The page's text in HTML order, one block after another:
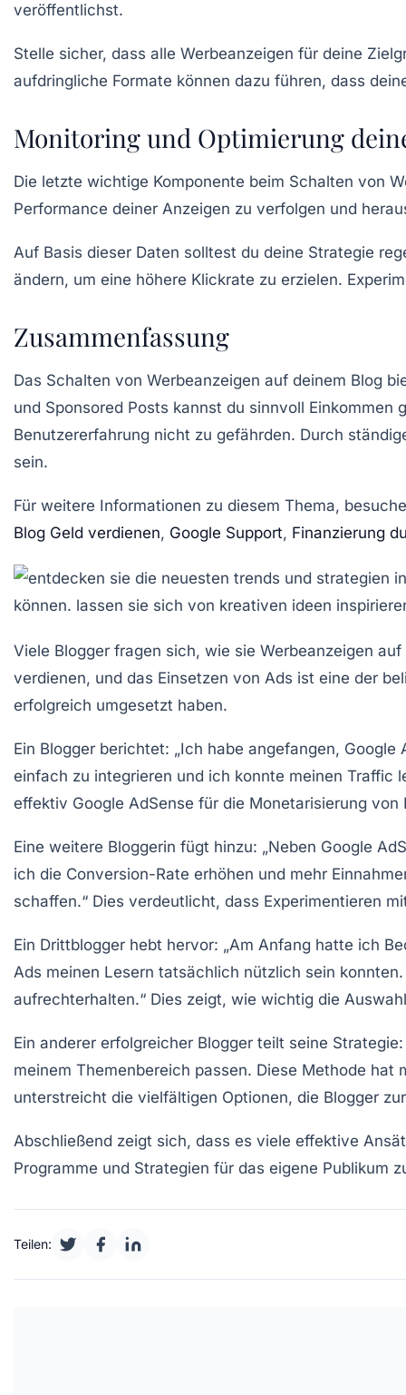
veröffentlichst.
Stelle sicher, dass alle Werbeanzeigen für deine
aufdringliche Formate können dazu führen, dass
Monitoring und Optimierung
Die letzte wichtige Komponente beim Schalten von
Performance deiner Anzeigen zu verfolgen und
Auf Basis dieser Daten solltest du deine Strategie
ändern, um eine höhere Klickrate zu erzielen.
Zusammenfassung
Das Schalten von Werbeanzeigen auf deinem Blog
und Sponsored Posts kannst du sinnvoll
Benutzererfahrung nicht zu gefährden. Durch
sein.
Für weitere Informationen zu diesem Thema,
Blog Geld verdienen, Google Support, Finanzierung
Viele Blogger fragen sich, wie sie Werbeanzeigen auf
verdienen, und das Einsetzen von Ads ist eine der
erfolgreich umgesetzt haben.
Ein Blogger berichtet: „Ich habe angefangen, Google
einfach zu integrieren und ich konnte meinen Traffic
effektiv Google AdSense für die Monetarisierung von
Eine weitere Bloggerin fügt hinzu: „Neben Google
ich die Conversion-Rate erhöhen und mehr
schaffen.“ Dies verdeutlicht, dass Experimentieren
Ein Drittblogger hebt hervor: „Am Anfang hatte ich
Ads meinen Lesern tatsächlich nützlich sein
aufrechterhalten.“ Dies zeigt, wie wichtig die
Ein anderer erfolgreicher Blogger teilt seine
meinem Themenbereich passen. Diese Methode
unterstreicht die vielfältigen Optionen, die Blogger
Abschließend zeigt sich, dass es viele effektive
Programme und Strategien für das eigene Publikum
Teilen: